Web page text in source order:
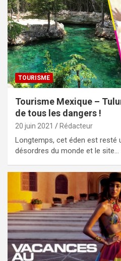
TOURISME
Tourisme Mexique –
de tous les dangers !
20 juin 2021 Rédacteur
Longtemps, cet éden est resté
désordres du monde et le site…